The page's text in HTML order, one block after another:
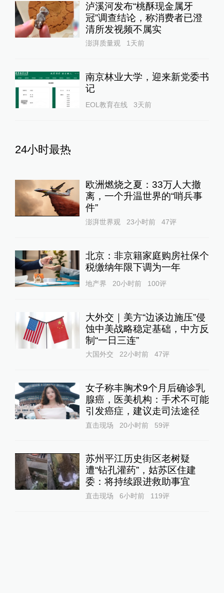
泸溪河发布“桃酥现金属牙
冠”调查结论，称消费者已澄
清所发视频不属实
澎湃质量观 1天前
南京林业大学，迎来新党委书
记
EOL教育在线 3天前
24小时最热
欧洲燃烧之夏：33万人大撤
离，一个升温世界的“哨兵事
件”
澎湃世界观 23小时前 47评
北京：非京籍家庭购房社保个
税缴纳年限下调为一年
地产界 20小时前 100评
大外交｜美方“边谈边施压”侵
蚀中美战略稳定基础，中方反
制“一日三连”
大国外交 22小时前 47评
女子称丰胸术9个月后确诊乳
腺癌，医美机构：手术不可能
引发癌症，建议走司法途径
直击现场 20小时前 59评
苏州平江历史街区老树疑
遭“钻孔灌药”，姑苏区住建
委：将持续跟进救助事宜
直击现场 6小时前 119评